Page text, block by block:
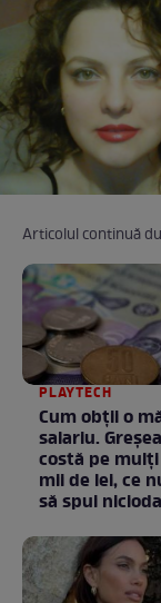
Articolul continuă
PLAYTECH
Cum obții o
salariu.
costă pe
mii de lei, ce
să spui